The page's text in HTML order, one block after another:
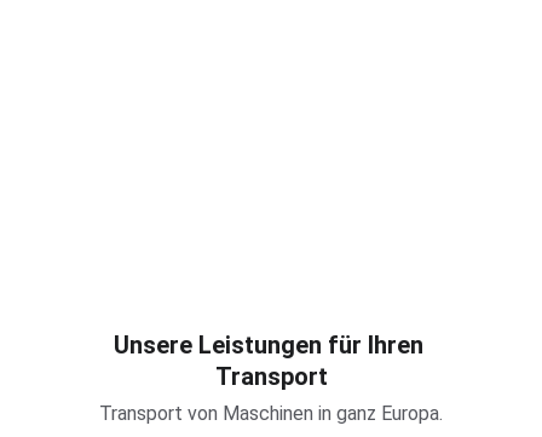
Unsere Leistungen für Ihren
Transport
Transport von Maschinen in ganz Europa.